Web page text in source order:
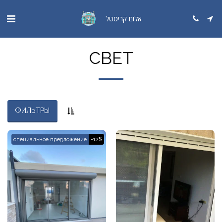
אלום קריסטל
СВЕТ
ФИЛЬТРЫ
специальное предложение -12%